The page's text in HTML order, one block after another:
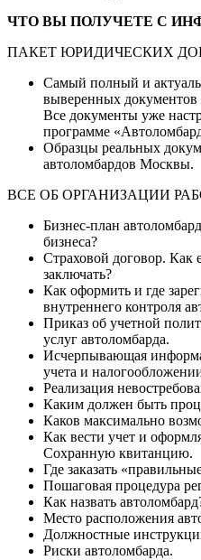
ЧТО ВЫ ПОЛУЧЕТЕ С
ПАКЕТ ЮРИДИЧЕСКИХ
Самый полный и
выверенных документов
Все документы уже
программе
Образцы реальных
автоломбардов Москвы.
ВСЕ ОБ ОРГАНИЗАЦИИ
Бизнес-план
бизнеса?
Страховой договор. Как
заключать?
Как оформить и где
внутреннего контроля
Приказ об учетной
услуг автоломбарда.
Исчерпывающая
учета и
Реализация
Каким должен быть
Каков максимально
Как вести учет и
Сохранную квитанцию.
Где заказать
Пошаговая процедура
Как назвать
Место расположения
Должностные
Риски автоломбарда.